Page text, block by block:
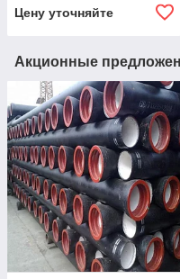
Цену уточняйте
Акционные